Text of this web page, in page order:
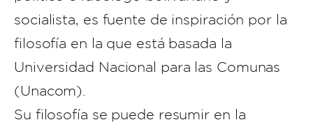
socialista, es fuente de inspiración por la
filosofía en la que está basada la
Universidad Nacional para las Comunas
(Unacom).
Su filosofía se puede resumir en la